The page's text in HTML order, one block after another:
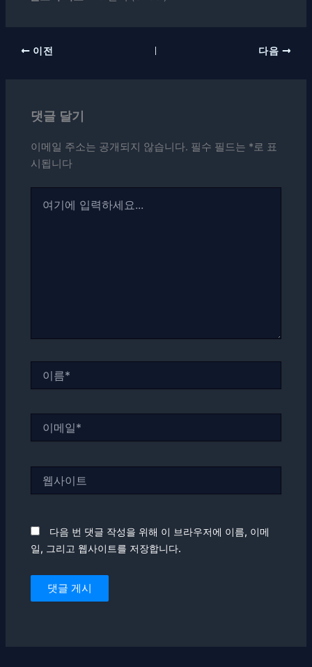
이전 다음
댓글 달기
이메일 주소는 공개되지 않습니다. 필수 필드는 *로 표
시됩니다
다음 번 댓글 작성을 위해 이 브라우저에 이름, 이메
일, 그리고 웹사이트를 저장합니다.